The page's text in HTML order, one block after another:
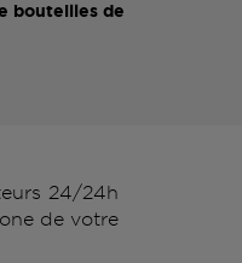
bouteilles de
24/24h
de votre